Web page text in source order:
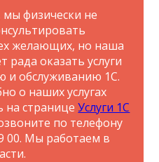
физически не
желающих, но наша
рада оказать услуги
и обслуживанию 1С.
о наших услугах
на страницеУслуги 1С
по телефону
00. Мы работаем в